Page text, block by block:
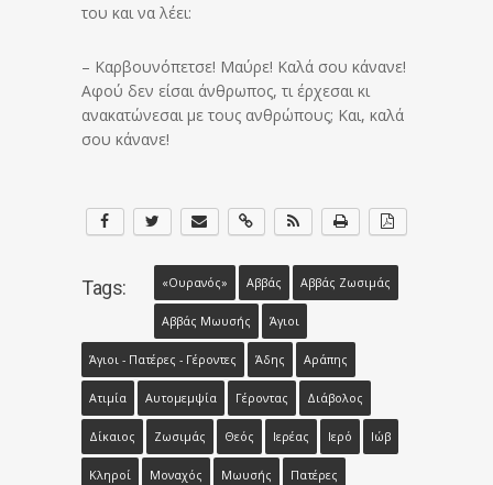
του και να λέει:
– Καρβουνόπετσε! Μαύρε! Καλά σου κάνανε!
Αφού δεν είσαι άνθρωπος, τι έρχεσαι κι
ανακατώνεσαι με τους ανθρώπους; Και, καλά
σου κάνανε!
Tags: «Ουρανός» Αββάς Αββάς Ζωσιμάς
Αββάς Μωυσής Άγιοι
Άγιοι - Πατέρες - Γέροντες Άδης Αράπης
Ατιμία Αυτομεμψία Γέροντας Διάβολος
Δίκαιος Ζωσιμάς Θεός Ιερέας Ιερό Ιώβ
Κληροί Μοναχός Μωυσής Πατέρες